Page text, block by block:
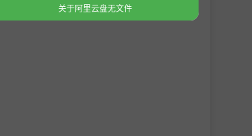
关于阿里云盘无文件